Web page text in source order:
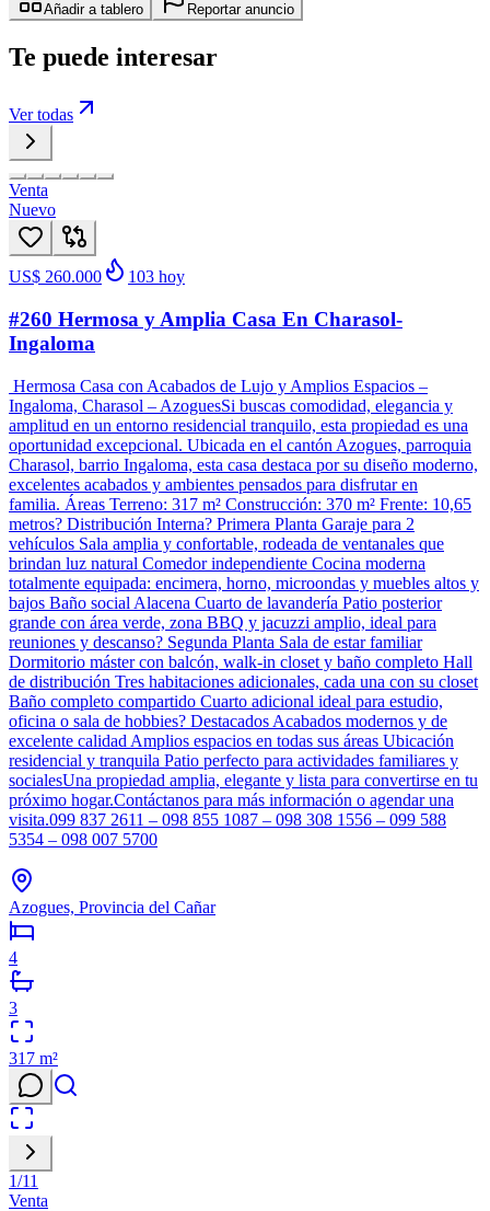
Añadir a tablero Reportar anuncio
Te puede interesar
Ver todas
Venta
Nuevo
US$ 260.000 103 hoy
#260 Hermosa y Amplia Casa En Charasol-
Ingaloma
Hermosa Casa con Acabados de Lujo y Amplios Espacios –
Ingaloma, Charasol – AzoguesSi buscas comodidad, elegancia y
amplitud en un entorno residencial tranquilo, esta propiedad es una
oportunidad excepcional. Ubicada en el cantón Azogues, parroquia
Charasol, barrio Ingaloma, esta casa destaca por su diseño moderno,
excelentes acabados y ambientes pensados para disfrutar en
familia. Áreas Terreno: 317 m² Construcción: 370 m² Frente: 10,65
metros? Distribución Interna? Primera Planta Garaje para 2
vehículos Sala amplia y confortable, rodeada de ventanales que
brindan luz natural Comedor independiente Cocina moderna
totalmente equipada: encimera, horno, microondas y muebles altos y
bajos Baño social Alacena Cuarto de lavandería Patio posterior
grande con área verde, zona BBQ y jacuzzi amplio, ideal para
reuniones y descanso? Segunda Planta Sala de estar familiar
Dormitorio máster con balcón, walk-in closet y baño completo Hall
de distribución Tres habitaciones adicionales, cada una con su closet
Baño completo compartido Cuarto adicional ideal para estudio,
oficina o sala de hobbies? Destacados Acabados modernos y de
excelente calidad Amplios espacios en todas sus áreas Ubicación
residencial y tranquila Patio perfecto para actividades familiares y
socialesUna propiedad amplia, elegante y lista para convertirse en tu
próximo hogar.Contáctanos para más información o agendar una
visita.099 837 2611 – 098 855 1087 – 098 308 1556 – 099 588
5354 – 098 007 5700
Azogues, Provincia del Cañar
4
3
317 m²
1/11
Venta